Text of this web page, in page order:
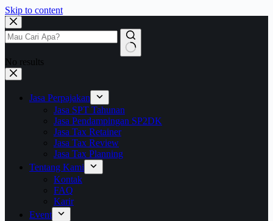
Skip to content
No results
Jasa Perpajakan
Jasa SPT Tahunan
Jasa Pendampingan SP2DK
Jasa Tax Retainer
Jasa Tax Review
Jasa Tax Planning
Tentang Kami
Kontak
FAQ
Karir
Event